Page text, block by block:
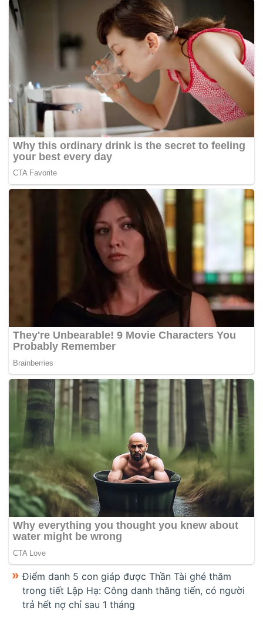
Điểm danh 5 con giáp được Thần Tài ghé thăm
trong tiết Lập Hạ: Công danh thăng tiến, có người
trả hết nợ chỉ sau 1 tháng